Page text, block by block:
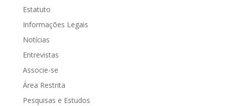
Estatuto
Informações Legais
Notícias
Entrevistas
Associe-se
Área Restrita
Pesquisas e Estudos